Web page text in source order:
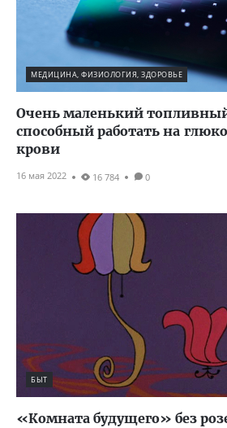
МЕДИЦИНА, ФИЗИОЛОГИЯ, ЗДОРОВЬЕ
Очень маленький
способный работать на
крови
16 мая 2022 16 784 0
БЫТ
«Комната будущего» без